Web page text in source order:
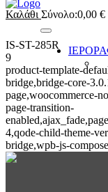
Καλάθι Σύνολο:0,00 €
IS-ST-285R
9
product-template-
bridge,bridge-core-
page,woocommerce-
page-transition-
4,qode-child-theme-
bridge,wpb-js-